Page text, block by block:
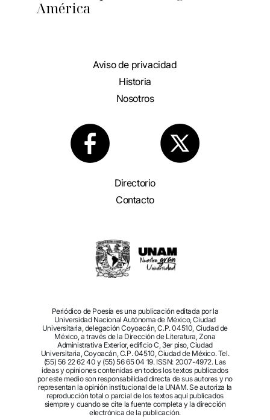
América
Aviso de privacidad
Historia
Nosotros
Directorio
Contacto
Periódico de Poesía es una publicación editada por la
Universidad Nacional Autónoma de México, Ciudad
Universitaria, delegación Coyoacán, C.P. 04510, Ciudad de
México, a través de la Dirección de Literatura, Zona
Administrativa Exterior, edificio C, 3er piso, Ciudad
Universitaria, Coyoacán, C.P. 04510, Ciudad de México. Tel.
(55) 56 22 62 40 y (55) 56 65 04 19. ISSN: 2007-4972. Las
ideas y opiniones contenidas en todos los textos publicados
por este medio son responsabilidad directa de sus autores y no
representan la opinión institucional de la UNAM. Se autoriza la
reproducción total o parcial de los textos aquí publicados
siempre y cuando se cite la fuente completa y la dirección
electrónica de la publicación.